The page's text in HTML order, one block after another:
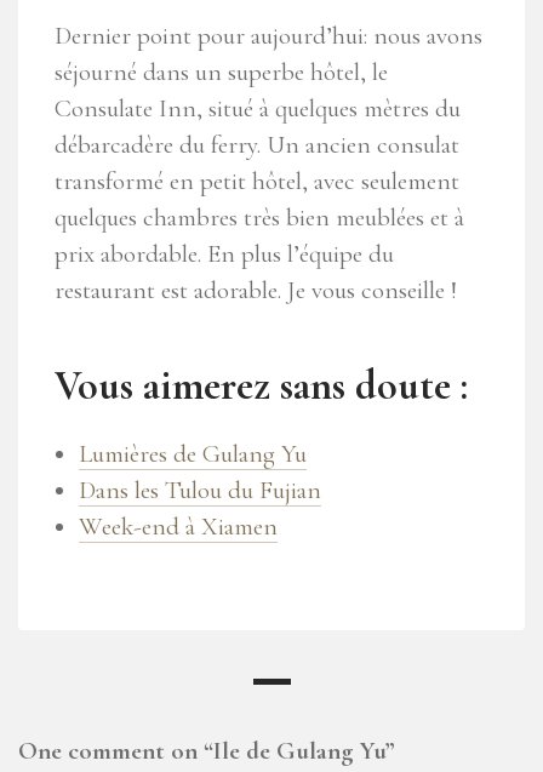
Dernier point pour aujourd’hui: nous avons
séjourné dans un superbe hôtel, le
Consulate Inn, situé à quelques mètres du
débarcadère du ferry. Un ancien consulat
transformé en petit hôtel, avec seulement
quelques chambres très bien meublées et à
prix abordable. En plus l’équipe du
restaurant est adorable. Je vous conseille !
Vous aimerez sans doute :
Lumières de Gulang Yu
Dans les Tulou du Fujian
Week-end à Xiamen
One comment on “Ile de Gulang Yu”